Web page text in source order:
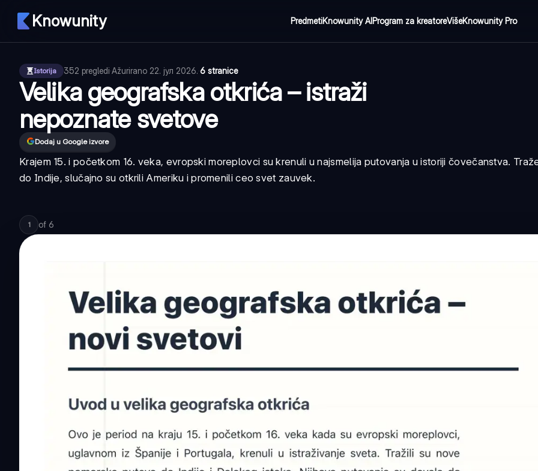
Knowunity PredmetiKnowunity AIProgram za kreatoreVišeKnowunity Pro
Istorija 352 pregledi·Ažurirano 22. јул 2026.·6 stranice
Velika geografska otkrića – istraži
nepoznate svetove
Dodaj u Google izvore
Krajem 15. i početkom 16. veka, evropski moreplovci su krenuli u najsmelija putovanja u istoriji čovečanstva.
do Indije, slučajno su otkrili Ameriku i promenili ceo svet zauvek.
1 of 6